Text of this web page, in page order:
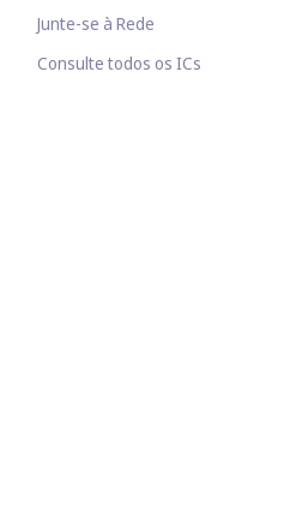
Junte-se à Rede
Consulte todos os ICs